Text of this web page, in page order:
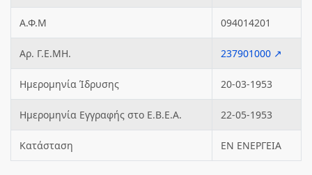
Α.Φ.Μ 094014201
Αρ. Γ.Ε.ΜΗ. 237901000 ↗
Ημερομηνία Ίδρυσης 20-03-1953
Ημερομηνία Εγγραφής στο Ε.Β.Ε.Α. 22-05-1953
Κατάσταση ΕΝ ΕΝΕΡΓΕΙΑ